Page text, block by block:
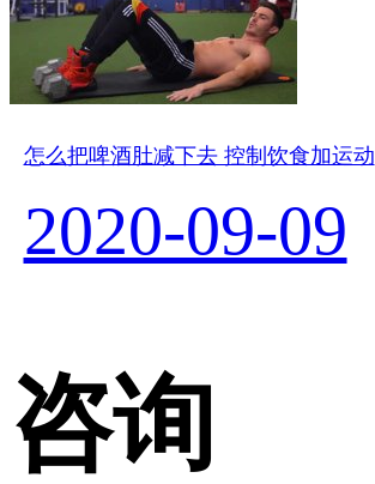
怎么把啤酒肚减下去 控制饮食加运动
2020-09-09
咨询